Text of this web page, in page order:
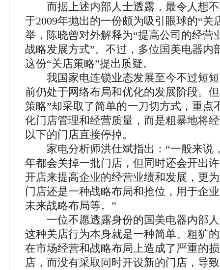
而据上述内部人士透露，最令人想不
于2009年抛出的一份颇为吸引眼球的“关
举，陈晓曾对外解释为“提高公司的经营
战略发展方式”。不过，多位国美电器内
这份“关店策略”提出质疑。
我国家电连锁业态发展至今不过短短
前仍处于网络布局和优化的发展阶段。
策略”却采取了简单的一刀切方式，重点
化门店管理和经营质量，而是粗暴地将
以下的门店直接停掉。
家电分析师洪仕斌指出：“一般来说
年都会关掉一批门店，但同时还会开出
开店来提高企业的经营业绩和发展，更
门店还是一种战略布局和抢位，用于企
未来战略布局等。”
一位不愿透露身份的国美电器内部人
这种关店行为本身就是一种简单、粗犷
在市场经营和战略布局上造成了严重的
店，而没有采取同时开设新的门店，导